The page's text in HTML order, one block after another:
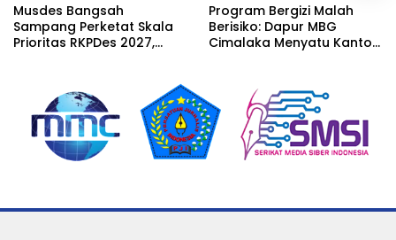
Musdes Bangsah
Sampang Perketat Skala
Prioritas RKPDes 2027,
pada pemerataan yang
seragam
Program Bergizi Malah
Berisiko: Dapur MBG
Cimalaka Menyatu Kantor